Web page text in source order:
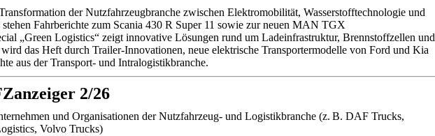
der Nutzfahrzeugbranche zwischen Elektromobilität, Wasserstofftechnologie und
Fahrberichte zum Scania 430 R Super 11 sowie zur neuen MAN TGX
„Green Logistics“ zeigt innovative Lösungen rund um Ladeinfrastruktur, Brennstoffzellen und
das Heft durch Trailer-Innovationen, neue elektrische Transportermodelle von Ford und Kia
aus der Transport- und Intralogistikbranche.
2/26
und Organisationen der Nutzfahrzeug- und Logistikbranche (z. B. DAF Trucks,
Volvo Trucks)